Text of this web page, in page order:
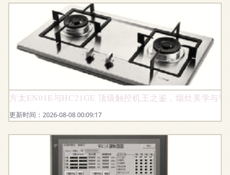
方太EN01E与HC21GE 顶级触控机王之鉴，烟灶美学与
更新时间：2026-08-08 00:09:17